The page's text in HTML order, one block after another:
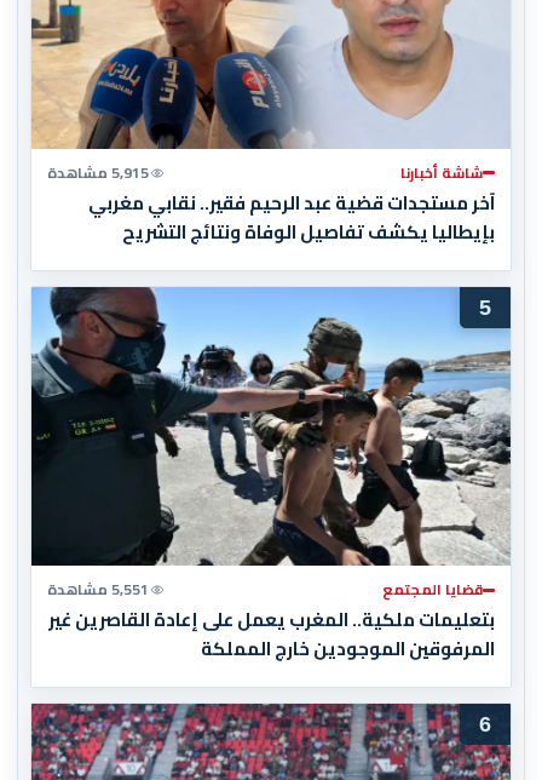
شاشة أخبارنا 5,915 مشاهدة
آخر مستجدات قضية عبد الرحيم فقير.. نقابي مغربي
بإيطاليا يكشف تفاصيل الوفاة ونتائج التشريح
5
قضايا المجتمع 5,551 مشاهدة
بتعليمات ملكية.. المغرب يعمل على إعادة القاصرين غير
المرفوقين الموجودين خارج المملكة
6